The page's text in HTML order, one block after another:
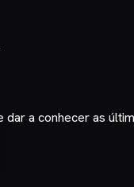
a conhecer as